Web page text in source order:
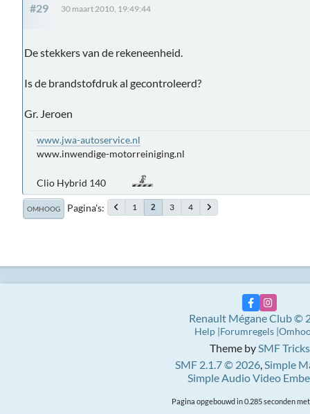
#29 30 maart 2010, 19:49:44
De stekkers van de rekeneenheid.
Is de brandstofdruk al gecontroleerd?
Gr. Jeroen
www.jwa-autoservice.nl
www.inwendige-motorreiniging.nl
Clio Hybrid 140
OMHOOG Pagina's 1 2 3 4
Theme bySMF Tricks
SMF 2.1.7 © 2026,Simple
Simple Audio Video
Renault Mégane Club ©
Help Forumregels
Pagina opgebouwd in 0.285 seconden